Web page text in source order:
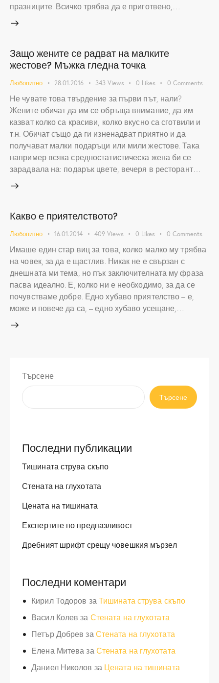
празниците. Всичко трябва да е приготвено,…
Защо жените се радват на малките
жестове? Мъжка гледна точка
Любопитно 28.01.2016 343 Views 0 Likes 0 Comments
Не чувате това твърдение за първи път, нали?
Жените обичат да им се обръща внимание, да им
казват колко са красиви, колко вкусно са сготвили и
т.н. Обичат също да ги изненадват приятно и да
получават малки подаръци или мили жестове. Така
например всяка средностатистическа жена би се
зарадвала на: подарък цвете, вечеря в ресторант…
Какво е приятелството?
Любопитно 16.01.2014 409 Views 0 Likes 0 Comments
Имаше един стар виц за това, колко малко му трябва
на човек, за да е щастлив. Никак не е свързан с
днешната ми тема, но пък заключителната му фраза
пасва идеално. Е, колко ни е необходимо, за да се
почувстваме добре. Едно хубаво приятелство – е,
може и повече да са, – едно хубаво усещане,…
Търсене
Търсене
Последни публикации
Тишината струва скъпо
Стената на глухотата
Цената на тишината
Експертите по предпазливост
Дребният шрифт срещу човешкия мързел
Последни коментари
Кирил Тодоров за Тишината струва скъпо
Васил Колев за Стената на глухотата
Петър Добрев за Стената на глухотата
Елена Митева за Стената на глухотата
Даниел Николов за Цената на тишината